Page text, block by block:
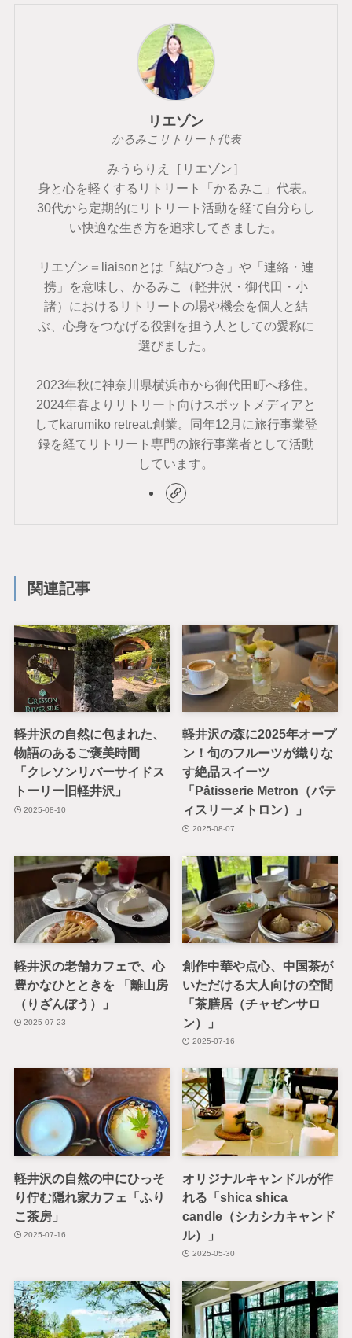
リエゾン
かるみこリトリート代表
みうらりえ［リエゾン］
身と心を軽くするリトリート「かるみこ」代表。
30代から定期的にリトリート活動を経て自分らし
い快適な生き方を追求してきました。
リエゾン＝liaisonとは「結びつき」や「連絡・連
携」を意味し、かるみこ（軽井沢・御代田・小
諸）におけるリトリートの場や機会を個人と結
ぶ、心身をつなげる役割を担う人としての愛称に
選びました。
2023年秋に神奈川県横浜市から御代田町へ移住。
2024年春よりリトリート向けスポットメディアと
してkarumiko retreat.創業。同年12月に旅行事業登
録を経てリトリート専門の旅行事業者として活動
しています。
関連記事
軽井沢の自然に包まれた、
物語のあるご褒美時間
「クレソンリバーサイドス
トーリー旧軽井沢」
2025-08-10
軽井沢の森に2025年オープ
ン！旬のフルーツが織りな
す絶品スイーツ
「Pâtisserie Metron（パテ
ィスリーメトロン）」
2025-08-07
軽井沢の老舗カフェで、心
豊かなひとときを 「離山房
（りざんぼう）」
2025-07-23
創作中華や点心、中国茶が
いただける大人向けの空間
「茶膳居（チャゼンサロ
ン）」
2025-07-16
軽井沢の自然の中にひっそ
り佇む隠れ家カフェ「ふり
こ茶房」
2025-07-16
オリジナルキャンドルが作
れる「shica shica
candle（シカシカキャンド
ル）」
2025-05-30